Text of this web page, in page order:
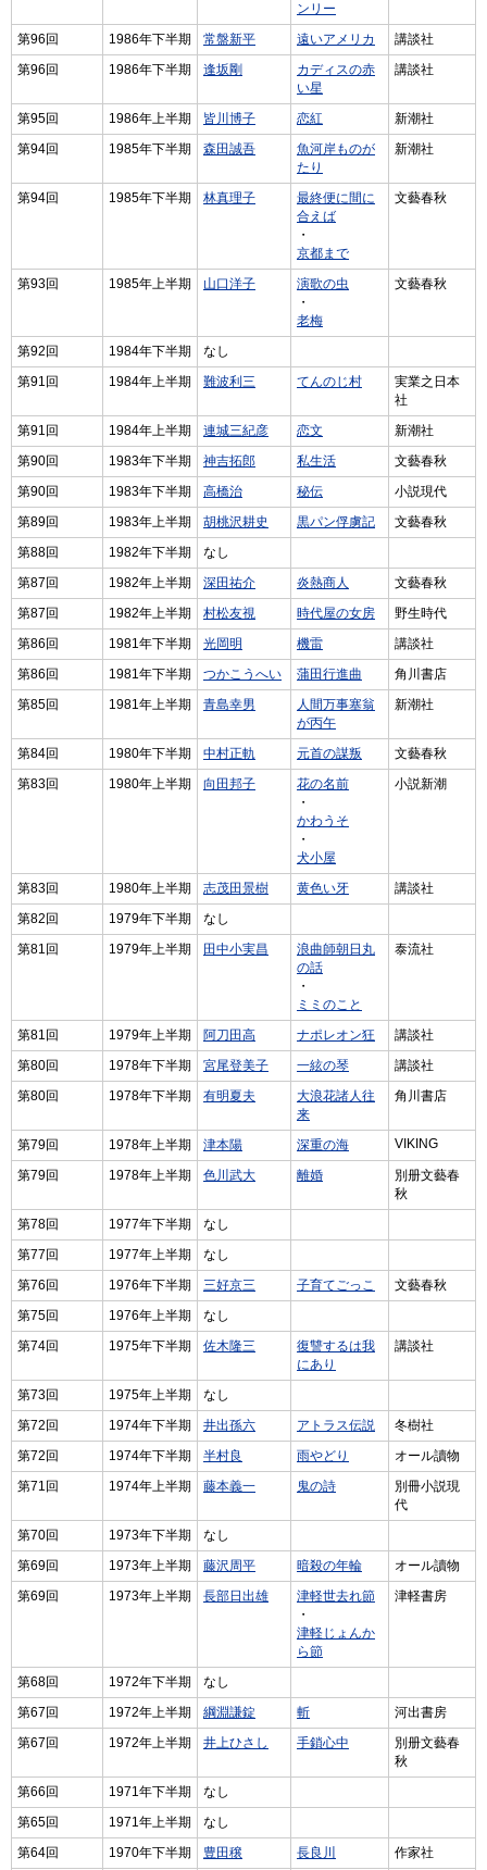
ンリー
第96回 1986年下半期 常盤新平 遠いアメリカ
講談社
第96回
1986年下半期 逢坂剛
カディスの赤
い星
講談社
第95回 1986年上半期 皆川博子 恋紅
新潮社
第94回
1985年下半期 森田誠吾
魚河岸ものが
たり
新潮社
第94回 1985年下半期 林真理子
最終便に間に
合えば
・
京都まで
文藝春秋
第93回 1985年上半期 山口洋子
演歌の虫
・
老梅
文藝春秋
第92回 1984年下半期
なし
第91回
1984年上半期 難波利三 てんのじ村
実業之日本
社
第91回
1984年上半期 連城三紀彦 恋文
新潮社
第90回
1983年下半期 神吉拓郎 私生活
文藝春秋
第90回
1983年下半期 高橋治 秘伝
小説現代
第89回
1983年上半期 胡桃沢耕史 黒パン俘虜記
文藝春秋
第88回
1982年下半期
なし
第87回
1982年上半期 深田祐介 炎熱商人
文藝春秋
第87回
1982年上半期 村松友視 時代屋の女房
野生時代
第86回
1981年下半期 光岡明 機雷
講談社
第86回
1981年下半期 つかこうへい 蒲田行進曲
角川書店
第85回
1981年上半期 青島幸男
人間万事塞翁
が丙午
新潮社
第84回 1980年下半期 中村正軌 元首の謀叛
文藝春秋
第83回
1980年上半期 向田邦子
花の名前
・
かわうそ
・
犬小屋
小説新潮
第83回 1980年上半期 志茂田景樹 黄色い牙
講談社
第82回
1979年下半期
なし
第81回
1979年上半期 田中小実昌
浪曲師朝日丸
の話
・
ミミのこと
泰流社
第81回 1979年上半期 阿刀田高 ナポレオン狂
講談社
第80回
1978年下半期 宮尾登美子 一絃の琴
講談社
第80回
1978年下半期 有明夏夫
大浪花諸人往
来
角川書店
第79回 1978年上半期 津本陽 深重の海 VIKING
第79回 1978年上半期 色川武大 離婚
別册文藝春
秋
第78回
1977年下半期
なし
第77回
1977年上半期
なし
第76回
1976年下半期 三好京三 子育てごっこ
文藝春秋
第75回
1976年上半期
なし
第74回
1975年下半期 佐木隆三
復讐するは我
にあり
講談社
第73回 1975年上半期
なし
第72回
1974年下半期 井出孫六 アトラス伝説
冬樹社
第72回
1974年下半期 半村良 雨やどり
オール讀物
第71回
1974年上半期 藤本義一 鬼の詩
別冊小説現
代
第70回
1973年下半期
なし
第69回
1973年上半期 藤沢周平 暗殺の年輪
オール讀物
第69回
1973年上半期 長部日出雄
津軽世去れ節
・
津軽じょんか
ら節
津軽書房
第68回 1972年下半期
なし
第67回
1972年上半期 綱淵謙錠 斬
河出書房
第67回
1972年上半期 井上ひさし 手鎖心中
別册文藝春
秋
第66回
1971年下半期
なし
第65回
1971年上半期
なし
第64回
1970年下半期 豊田穣 長良川 作家社